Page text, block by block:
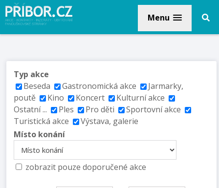
Menu
Typ akce
Beseda
Gastronomická akce
Jarmarky,
poutě
Kino Koncert
Kulturní akce
Ostatní ...
Ples Pro děti
Sportovní akce
Turistická akce
Výstava, galerie
Místo konání
zobrazit pouze doporučené akce